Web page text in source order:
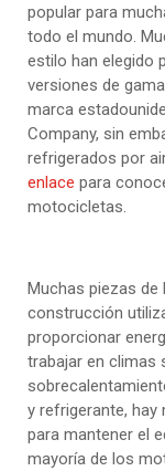
popular para
todo el mundo.
estilo han elegido
versiones de
marca
Company, sin
refrigerados por
enlace para
motocicletas.
Muchas piezas
construcción
proporcionar
trabajar en climas
y refrigerante,
para mantener el
mayoría de los